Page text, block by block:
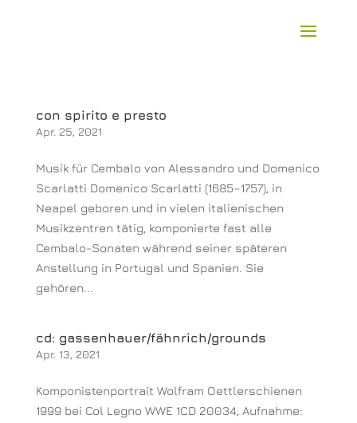
con spirito e presto
Apr. 25, 2021
Musik für Cembalo von Alessandro und Domenico
Scarlatti Domenico Scarlatti (1685–1757), in
Neapel geboren und in vielen italienischen
Musikzentren tätig, komponierte fast alle
Cembalo-Sonaten während seiner späteren
Anstellung in Portugal und Spanien. Sie
gehören...
cd: gassenhauer/fähnrich/grounds
Apr. 13, 2021
Komponistenportrait Wolfram Oettlerschienen
1999 bei Col Legno WWE 1CD 20034, Aufnahme: